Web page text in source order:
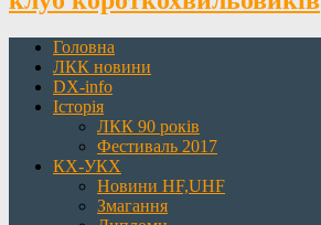
Головна
ЛКК новини
DX-info
Історія
ЛКК 90 років
Фестиваль 2017
КХ-УКХ
Новини HF,UHF
Змагання